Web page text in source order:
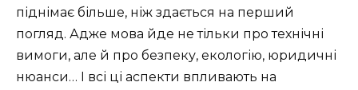
піднімає більше, ніж здається на перший
погляд. Адже мова йде не тільки про технічні
вимоги, але й про безпеку, екологію, юридичні
нюанси… І всі ці аспекти впливають на